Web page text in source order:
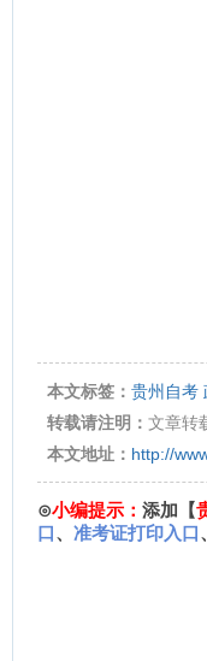
本文标签： 贵州自考
转载请注明： 文章转
本文地址： http://
⊙小编提示： 添加【
口、 准考证打印入口、